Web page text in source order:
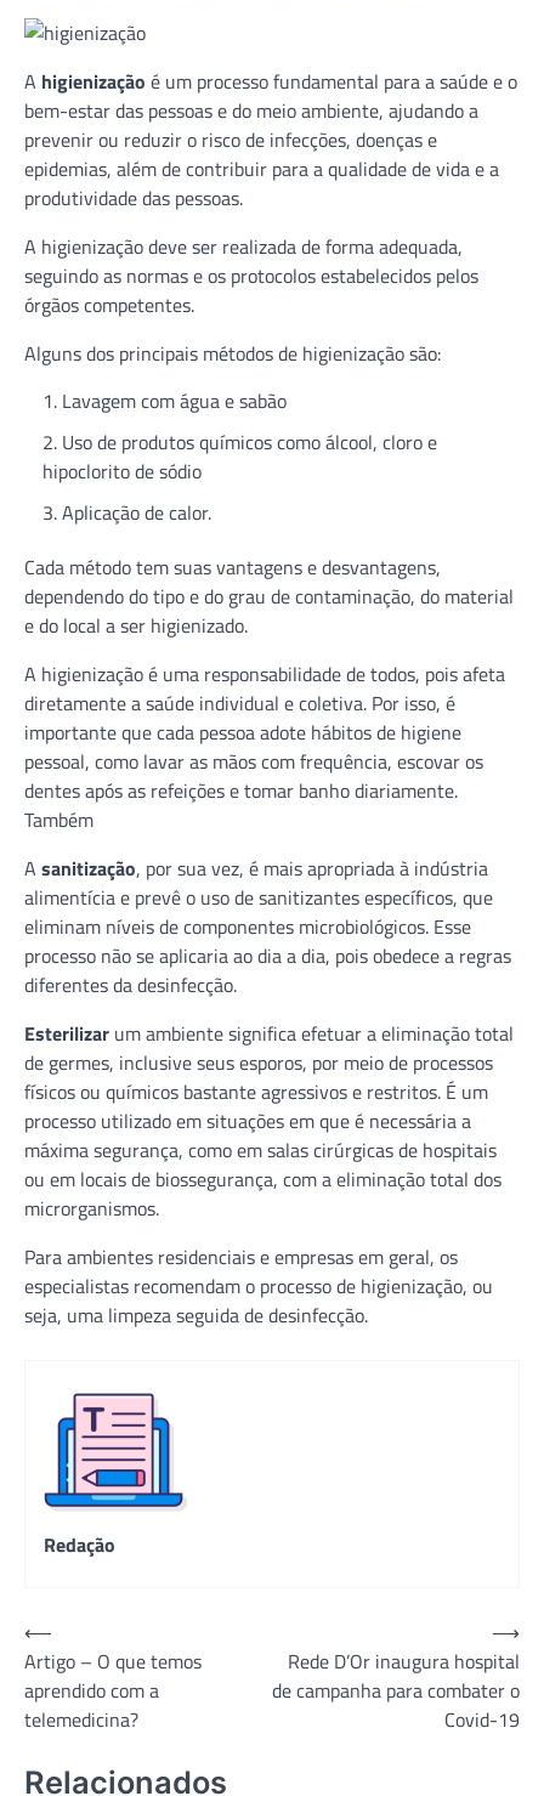
A higienização é um processo fundamental para a saúde e o
bem-estar das pessoas e do meio ambiente, ajudando a
prevenir ou reduzir o risco de infecções, doenças e
epidemias, além de contribuir para a qualidade de vida e a
produtividade das pessoas.
A higienização deve ser realizada de forma adequada,
seguindo as normas e os protocolos estabelecidos pelos
órgãos competentes.
Alguns dos principais métodos de higienização são:
Lavagem com água e sabão
Uso de produtos químicos como álcool, cloro e
hipoclorito de sódio
Aplicação de calor.
Cada método tem suas vantagens e desvantagens,
dependendo do tipo e do grau de contaminação, do material
e do local a ser higienizado.
A higienização é uma responsabilidade de todos, pois afeta
diretamente a saúde individual e coletiva. Por isso, é
importante que cada pessoa adote hábitos de higiene
pessoal, como lavar as mãos com frequência, escovar os
dentes após as refeições e tomar banho diariamente.
Também
A sanitização, por sua vez, é mais apropriada à indústria
alimentícia e prevê o uso de sanitizantes específicos, que
eliminam níveis de componentes microbiológicos. Esse
processo não se aplicaria ao dia a dia, pois obedece a regras
diferentes da desinfecção.
Esterilizar um ambiente significa efetuar a eliminação total
de germes, inclusive seus esporos, por meio de processos
físicos ou químicos bastante agressivos e restritos. É um
processo utilizado em situações em que é necessária a
máxima segurança, como em salas cirúrgicas de hospitais
ou em locais de biossegurança, com a eliminação total dos
microrganismos.
Para ambientes residenciais e empresas em geral, os
especialistas recomendam o processo de higienização, ou
seja, uma limpeza seguida de desinfecção.
Redação
Navegação
de
Post
⟵
Artigo – O que temos
aprendido com a
telemedicina?
Rede D’Or inaugura hospital
de campanha para combater o
Covid-19
⟶
Relacionados